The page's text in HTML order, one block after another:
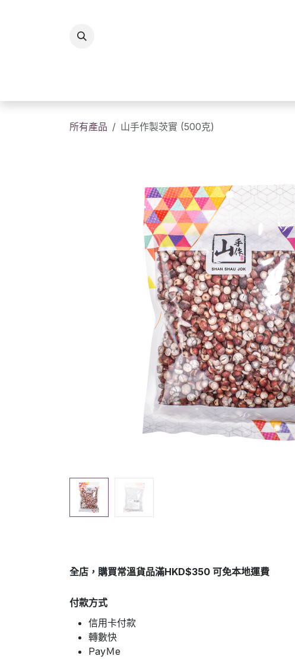
所有產品 山手作製茨實 (500克)
全店，購買常溫貨品滿HKD$350 可免本地運費
付款方式
信用卡付款
轉數快
PayＭe